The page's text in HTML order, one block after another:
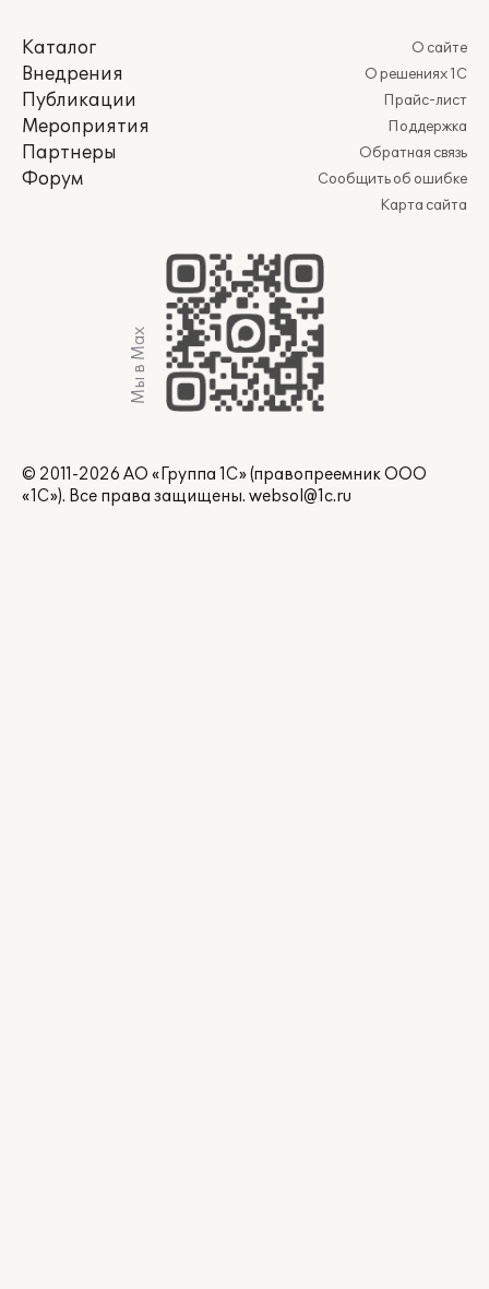
Каталог
Внедрения
Публикации
Мероприятия
Партнеры
Форум
О сайте
О решениях 1С
Прайс-лист
Поддержка
Обратная связь
Сообщить об ошибке
Карта сайта
Мы в Max
© 2011-2026 АО «Группа 1С» (правопреемник ООО
«1С»). Все права защищены. websol@1c.ru